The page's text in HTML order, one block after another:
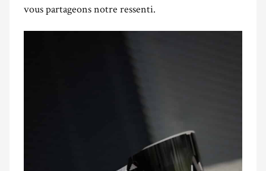
vous partageons notre ressenti.